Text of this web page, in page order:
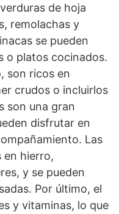
de hoja
remolachas y
se pueden
o platos cocinados.
son ricos en
crudos o incluirlos
son una gran
disfrutar en
Las
en hierro,
y se pueden
Por último, el
y vitaminas, lo que